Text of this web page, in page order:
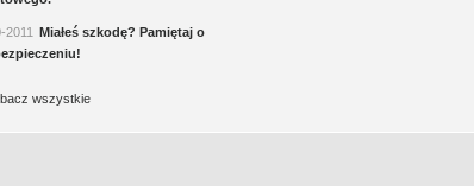
2011 Miałeś szkodę? Pamiętaj o
wszystkie